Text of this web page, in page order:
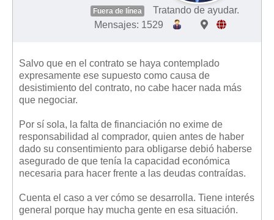
Fuera de línea
Tratando de ayudar.
Mensajes: 1529
Salvo que en el contrato se haya contemplado
expresamente ese supuesto como causa de
desistimiento del contrato, no cabe hacer nada más
que negociar.
Por sí sola, la falta de financiación no exime de
responsabilidad al comprador, quien antes de haber
dado su consentimiento para obligarse debió haberse
asegurado de que tenía la capacidad económica
necesaria para hacer frente a las deudas contraídas.
Cuenta el caso a ver cómo se desarrolla. Tiene interés
general porque hay mucha gente en esa situación.